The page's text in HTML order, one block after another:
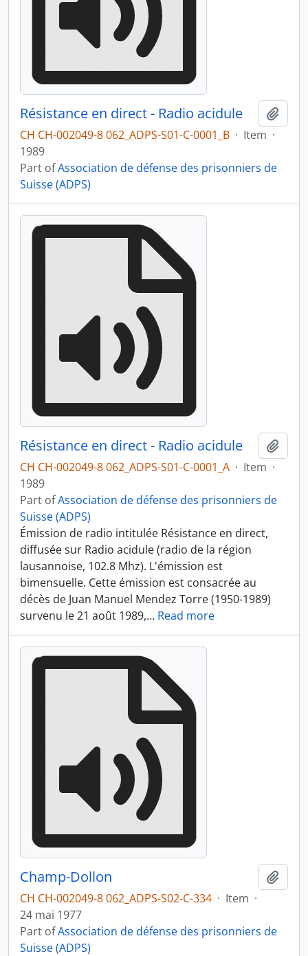
Résistance en direct - Radio acidule
CH CH-002049-8 062_ADPS-S01-C-0001_B · Item ·
1989
Part ofAssociation de défense des prisonniers de
Suisse (ADPS)
Résistance en direct - Radio acidule
CH CH-002049-8 062_ADPS-S01-C-0001_A · Item ·
1989
Part ofAssociation de défense des prisonniers de
Suisse (ADPS)
Émission de radio intitulée Résistance en direct,
diffusée sur Radio acidule (radio de la région
lausannoise, 102.8 Mhz). L'émission est
bimensuelle. Cette émission est consacrée au
décès de Juan Manuel Mendez Torre (1950-1989)
survenu le 21 août 1989,… Read more
Champ-Dollon
CH CH-002049-8 062_ADPS-S02-C-334 · Item ·
24 mai 1977
Part ofAssociation de défense des prisonniers de
Suisse (ADPS)